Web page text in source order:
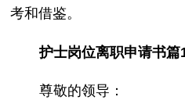
考和借鉴。
护士岗位离职申请书篇
尊敬的领导：